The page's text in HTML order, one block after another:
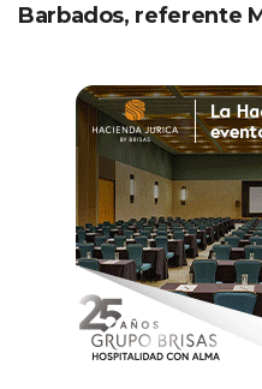
Barbados, referente